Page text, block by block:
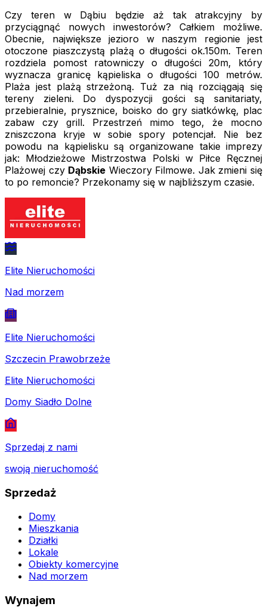
Czy teren w Dąbiu będzie aż tak atrakcyjny by
przyciągnąć nowych inwestorów? Całkiem możliwe.
Obecnie, największe jezioro w naszym regionie jest
otoczone piaszczystą plażą o długości ok.150m. Teren
rozdziela pomost ratowniczy o długości 20m, który
wyznacza granicę kąpieliska o długości 100 metrów.
Plaża jest plażą strzeżoną. Tuż za nią rozciągają się
tereny zieleni. Do dyspozycji gości są sanitariaty,
przebieralnie, prysznice, boisko do gry siatkówkę, plac
zabaw czy grill. Przestrzeń mimo tego, że mocno
zniszczona kryje w sobie spory potencjał. Nie bez
powodu na kąpielisku są organizowane takie imprezy
jak: Młodzieżowe Mistrzostwa Polski w Piłce Ręcznej
Plażowej czy Dąbskie Wieczory Filmowe. Jak zmieni się
to po remoncie? Przekonamy się w najbliższym czasie.
Elite Nieruchomości
Nad morzem
Elite Nieruchomości
Szczecin Prawobrzeże
Elite Nieruchomości
Domy Siadło Dolne
Sprzedaj z nami
swoją nieruchomość
Sprzedaż
Domy
Mieszkania
Działki
Lokale
Obiekty komercyjne
Nad morzem
Wynajem